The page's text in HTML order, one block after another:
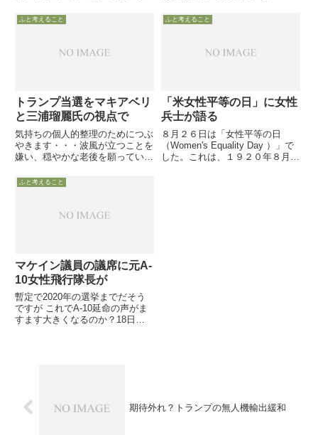
ロボット関連企業を買収して話
題。でもGoogleが国防予算での
権によって提議された女性徴兵制
ですが、昨年政権を執った右派政
ふと考えること
トランプ当選をマキアベリ
と三浦瑠麗氏の視点で
気持ちの個人的整理のためにつぶ
やきます・・・波風が立つことを
嫌い、穏やかな老後を願っている
は、今考えれば、クリントン候補
眺め、トランプ候補の失言を心の
ふと考えること
「米女性平等の日」に女性
兵士が語る
８月２６日は「女性平等の日
（Women's Equality Day ）」で
した。これは、１９２０年８月２
ふと考えること
マケイン議員の議席に元A-
10女性飛行隊長が
暫定で2020年の選挙までだそう
ですが これでA-10延命の声がま
すます大きくなるのか？18日ア
期待外れ？トランプの無人機輸出緩和